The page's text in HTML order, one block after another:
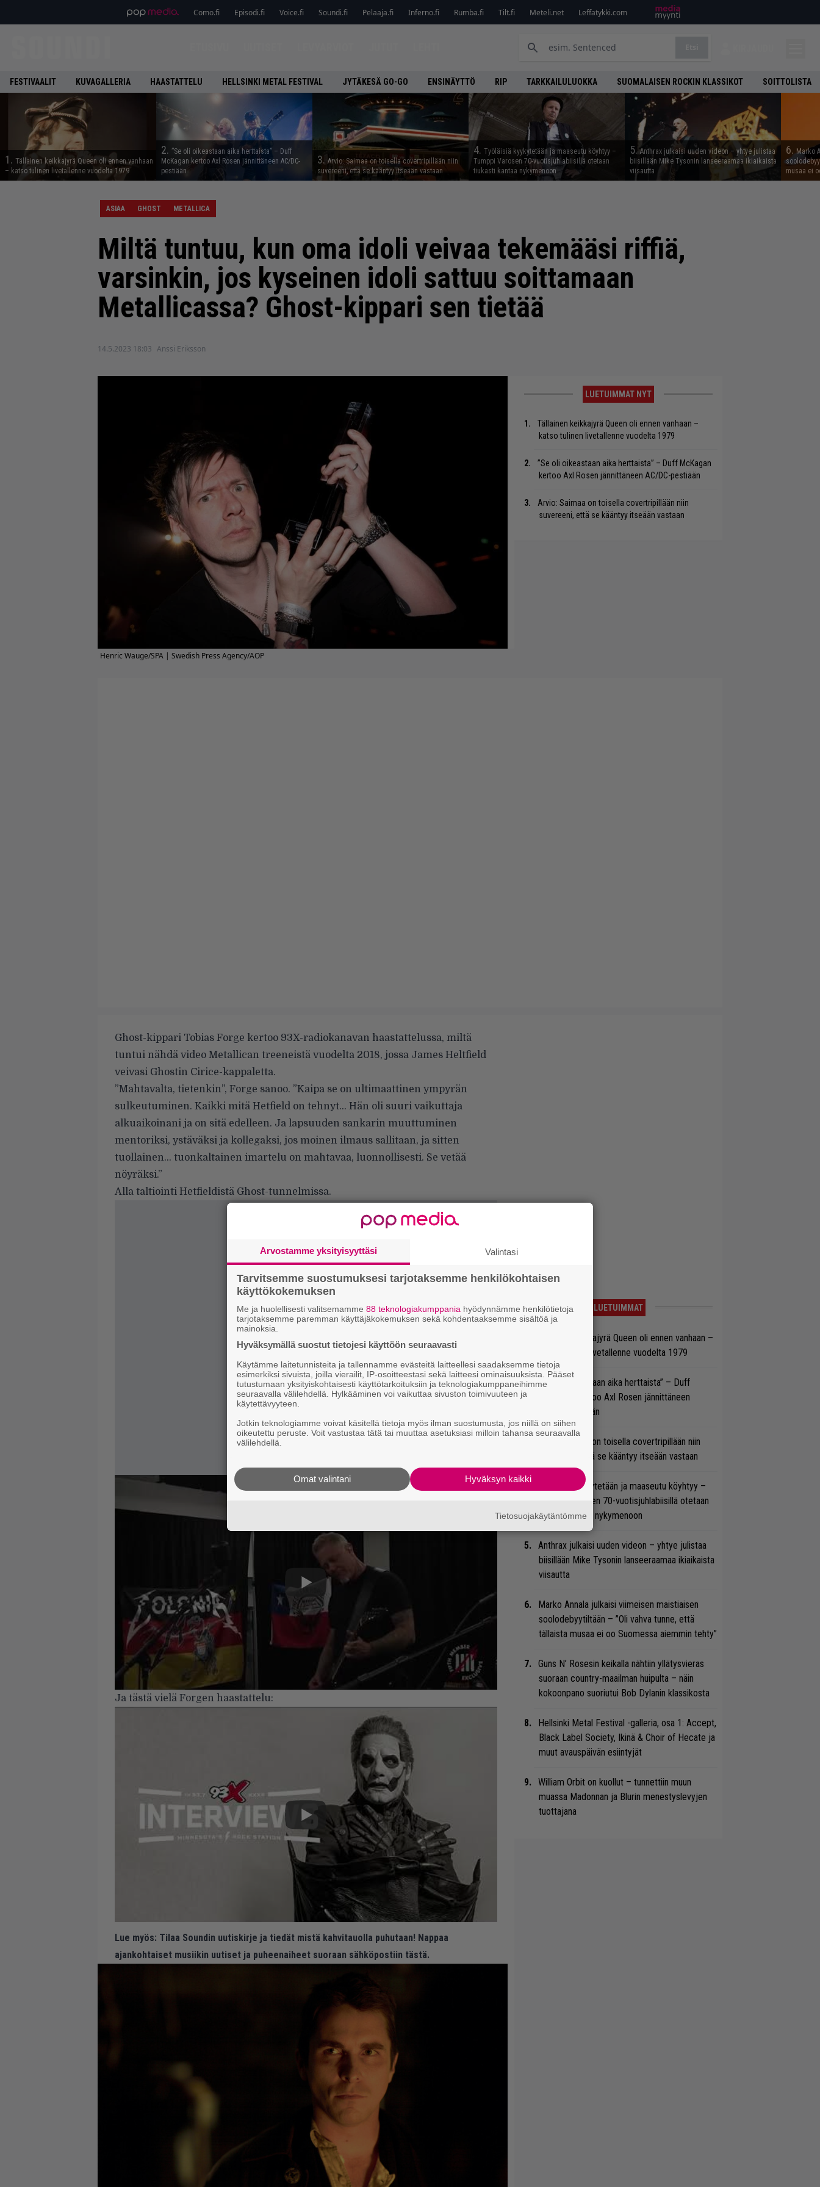
Como.fi Episodi.fi Voice.fi Soundi.fi Pelaaja.fi Inferno.fi Rumba.fi Tilt.fi Meteli.net Leffatykki.com
FESTIVAALIT KUVAGALLERIA HAASTATTELU HELLSINKI METAL FESTIVAL JYTÄKESÄ GO-GO ENSINÄYTTÖ RIP TARKKAILULUOKKA SUOMALAISEN ROCKIN KLASSIKOT SOITTOLISTA
1. Tällainen keikkajyrä Queen oli ennen vanhaan
– katso tulinen livetallenne vuodelta 1979
2. ”Se oli oikeastaan aika herttaista” – Duff
McKagan kertoo Axl Rosen jännittäneen AC/DC-
pestiään
3. Arvio: Saimaa on toisella covertripillään niin
suvereeni, että se kääntyy itseään vastaan
4. Työläisiä kyykytetään ja maaseutu köyhtyy –
Tumppi Varosen 70-vuotisjuhlabiisillä otetaan
tiukasti kantaa nykymenoon
5.Anthrax julkaisi uuden videon – yhtye julistaa
biisillään Mike Tysonin lanseeraamaa ikiaikaista
viisautta
6. Marko
musaa ei
ASIAA GHOST METALLICA
Miltä tuntuu, kun oma idoli veivaa tekemääsi riffiä,
varsinkin, jos kyseinen idoli sattuu soittamaan
Metallicassa? Ghost-kippari sen tietää
14.5.2023 18:03 Anssi Eriksson
Henric Wauge/SPA | Swedish Press Agency/AOP
LUETUIMMAT NYT
Tällainen keikkajyrä Queen oli ennen vanhaan –
katso tulinen livetallenne vuodelta 1979
”Se oli oikeastaan aika herttaista” – Duff McKagan
kertoo Axl Rosen jännittäneen AC/DC-pestiään
Arvio: Saimaa on toisella covertripillään niin
suvereeni, että se kääntyy itseään vastaan
Ghost-kippari Tobias Forge kertoo 93X-radiokanavan haastattelussa, miltä
tuntui nähdä video Metallican treeneistä vuodelta 2018, jossa James Heltfield
veivasi Ghostin Cirice-kappaletta.
”Mahtavalta, tietenkin”, Forge sanoo. ”Kaipa se on ultimaattinen ympyrän
sulkeutuminen. Kaikki mitä Hetfield on tehnyt… Hän oli suuri vaikuttaja
alkuaikoinani ja on sitä edelleen. Ja lapsuuden sankarin muuttuminen
mentoriksi, ystäväksi ja kollegaksi, jos moinen ilmaus sallitaan, ja sitten
tuollainen… tuonkaltainen imartelu on mahtavaa, luonnollisesti. Se vetää
nöyräksi.”
Alla taltiointi Hetfieldistä Ghost-tunnelmissa.
Ja tästä vielä Forgen haastattelu:
Lue myös: Tilaa Soundin uutiskirje ja tiedät mistä kahvitauolla puhutaan! Nappaa
ajankohtaiset musiikin uutiset ja puheenaiheet suoraan sähköpostiin tästä.
LUETUIMMAT
Tällainen keikkajyrä Queen oli ennen vanhaan –
katso tulinen livetallenne vuodelta 1979
”Se oli oikeastaan aika herttaista” – Duff
McKagan kertoo Axl Rosen jännittäneen
AC/DC-pestiään
Arvio: Saimaa on toisella covertripillään niin
suvereeni, että se kääntyy itseään vastaan
Työläisiä kyykytetään ja maaseutu köyhtyy –
Tumppi Varosen 70-vuotisjuhlabiisillä otetaan
tiukasti kantaa nykymenoon
Anthrax julkaisi uuden videon – yhtye julistaa
biisillään Mike Tysonin lanseeraamaa ikiaikaista
viisautta
Marko Annala julkaisi viimeisen maistiaisen
soolodebyytiltään – ”Oli vahva tunne, että
tällaista musaa ei oo Suomessa aiemmin tehty”
Guns N’ Rosesin keikalla nähtiin yllätysvieras
suoraan country-maailman huipulta – näin
kokoonpano suoriutui Bob Dylanin klassikosta
Hellsinki Metal Festival -galleria, osa 1: Accept,
Black Label Society, Ikinä & Choir of Hecate ja
muut avauspäivän esiintyjät
William Orbit on kuollut – tunnettiin muun
muassa Madonnan ja Blurin menestyslevyjen
tuottajana
Arvostamme yksityisyyttäsi Valintasi
Tarvitsemme suostumuksesi tarjotaksemme henkilökohtaisen
käyttökokemuksen
Me ja huolellisesti valitsemamme 88 teknologiakumppania hyödynnämme henkilötietoja
tarjotaksemme paremman käyttäjäkokemuksen sekä kohdentaaksemme sisältöä ja
mainoksia.
Hyväksymällä suostut tietojesi käyttöön seuraavasti
Käytämme laitetunnisteita ja tallennamme evästeitä laitteellesi saadaksemme tietoja
esimerkiksi sivuista, joilla vierailit, IP-osoitteestasi sekä laitteesi ominaisuuksista. Pääset
tutustumaan yksityiskohtaisesti käyttötarkoituksiin ja teknologiakumppaneihimme
seuraavalla välilehdellä. Hylkääminen voi vaikuttaa sivuston toimivuuteen ja
käytettävyyteen.
Jotkin teknologiamme voivat käsitellä tietoja myös ilman suostumusta, jos niillä on siihen
oikeutettu peruste. Voit vastustaa tätä tai muuttaa asetuksiasi milloin tahansa seuraavalla
välilehdellä.
Hyväksyn kaikki
Omat valintani
Tietosuojakäytäntömme